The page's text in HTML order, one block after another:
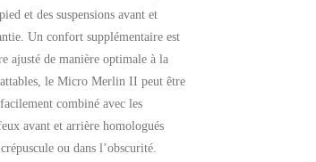
et des suspensions avant et
Un confort supplémentaire est
ajusté de manière optimale à la
le Micro Merlin II peut être
combiné avec les
avant et arrière homologués
ou dans l’obscurité.